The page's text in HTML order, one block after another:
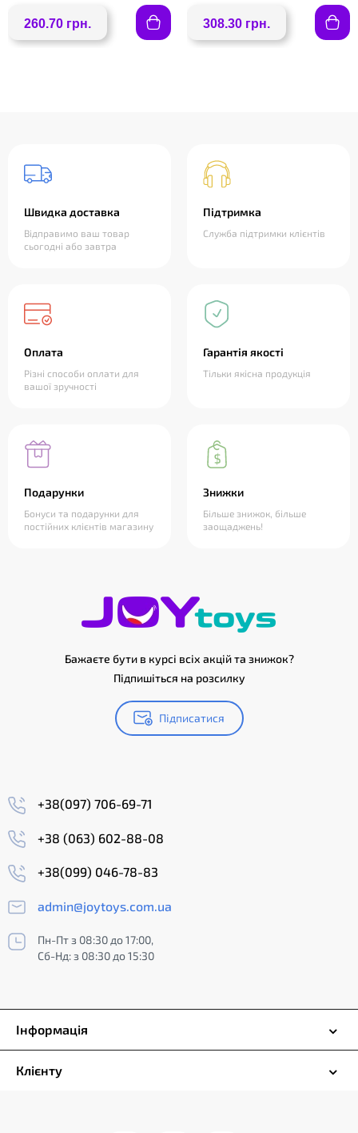
260.70 грн. 308.30 грн.
Швидка доставка
Відправимо ваш товар
сьогодні або завтра
Підтримка
Служба підтримки клієнтів
Оплата
Різні способи оплати для
вашої зручності
Гарантія якості
Тільки якісна продукція
Подарунки
Бонуси та подарунки для
постійних клієнтів магазину
Знижки
Більше знижок, більше
заощаджень!
Бажаєте бути в курсі всіх акцій та знижок?
Підпишіться на розсилку
Підписатися
+38(097) 706-69-71
+38 (063) 602-88-08
+38(099) 046-78-83
admin@joytoys.com.ua
Пн-Пт з 08:30 до 17:00,
Сб-Нд: з 08:30 до 15:30
Інформація
Клієнту